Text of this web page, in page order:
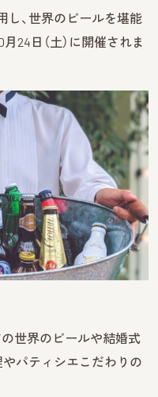
し、世界のビールを堪能
24日（土）に開催されま
世界のビールや結婚式
パティシエこだわりの